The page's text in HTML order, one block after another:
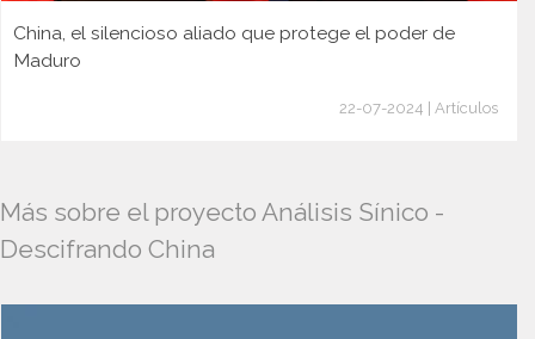
China, el silencioso aliado que protege el poder de
Maduro
22-07-2024 | Artículos
Más sobre el proyecto Análisis Sínico -
Descifrando China